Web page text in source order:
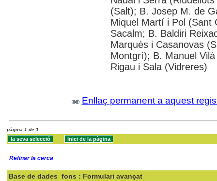
(Salt); B. Josep M. de
Miquel Martí i Pol (Sant
Sacalm; B. Baldiri
Marquès i Casanovas
Montgrí); B. Manuel
Rigau i Sala (Vidreres)
Enllaç permanent a aquest
pàgina 1 de 1
Refinar la cerca
Base de dades fons : Formulari avançat